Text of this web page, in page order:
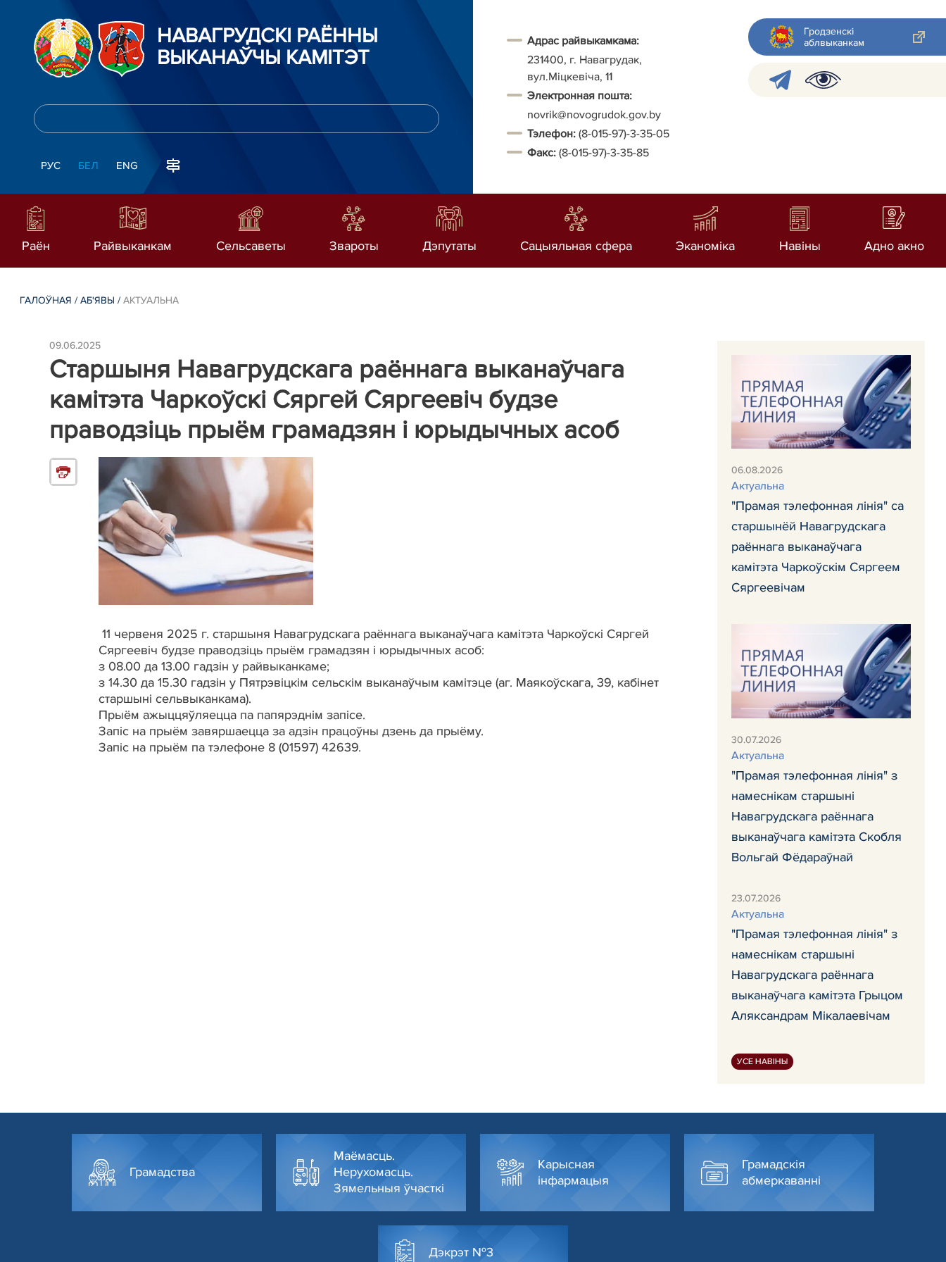
НАВАГРУДСКІ РАЁННЫ
ВЫКАНАЎЧЫ КАМІТЭТ
РУС БЕЛ ENG
Адрас райвыкамкама:
231400, г. Навагрудак,
вул.Міцкевіча, 11
Электронная пошта:
novrik@novogrudok.gov.by
Тэлефон: (8-015-97)-3-35-05
Факс: (8-015-97)-3-35-85
Гродзенскі
аблвыканкам
Раён Райвыканкам Сельсаветы Звароты Дэпутаты Сацыяльная сфера Эканоміка Навiны Адно акно
ГАЛОЎНАЯ /АБ'ЯВЫ /АКТУАЛЬНА
09.06.2025
Старшыня Навагрудскага раённага выканаўчага
камітэта Чаркоўскі Сяргей Сяргеевіч будзе
праводзіць прыём грамадзян і юрыдычных асоб
11 червеня 2025 г. старшыня Навагрудскага раённага выканаўчага камітэта Чаркоўскі Сяргей
Сяргеевіч будзе праводзіць прыём грамадзян і юрыдычных асоб:
з 08.00 да 13.00 гадзін у райвыканкаме;
з 14.30 да 15.30 гадзін у Пятрэвіцкім сельскім выканаўчым камітэце (аг. Маякоўскага, 39, кабінет
старшыні сельвыканкама).
Прыём ажыццяўляецца па папярэднім запісе.
Запіс на прыём завяршаецца за адзін працоўны дзень да прыёму.
Запіс на прыём па тэлефоне 8 (01597) 42639.
06.08.2026
Актуальна
"Прамая тэлефонная лінія" са
старшынёй Навагрудскага
раённага выканаўчага
камітэта Чаркоўскім Сяргеем
Сяргеевічам
30.07.2026
Актуальна
"Прамая тэлефонная лінія" з
намеснікам старшыні
Навагрудскага раённага
выканаўчага камітэта Скобля
Вольгай Фёдараўнай
23.07.2026
Актуальна
"Прамая тэлефонная лінія" з
намеснікам старшыні
Навагрудскага раённага
выканаўчага камітэта Грыцом
Аляксандрам Мікалаевічам
УСЕ НАВІНЫ
Грамадства
Маёмасць.
Нерухомасць.
Зямельныя ўчасткі
Карысная
інфармацыя
Грамадскія
абмеркаванні
Дэкрэт №3